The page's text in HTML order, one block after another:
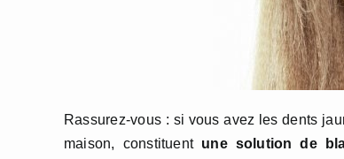
Rassurez-vous : si vous avez les dents
maison, constituentune solution de